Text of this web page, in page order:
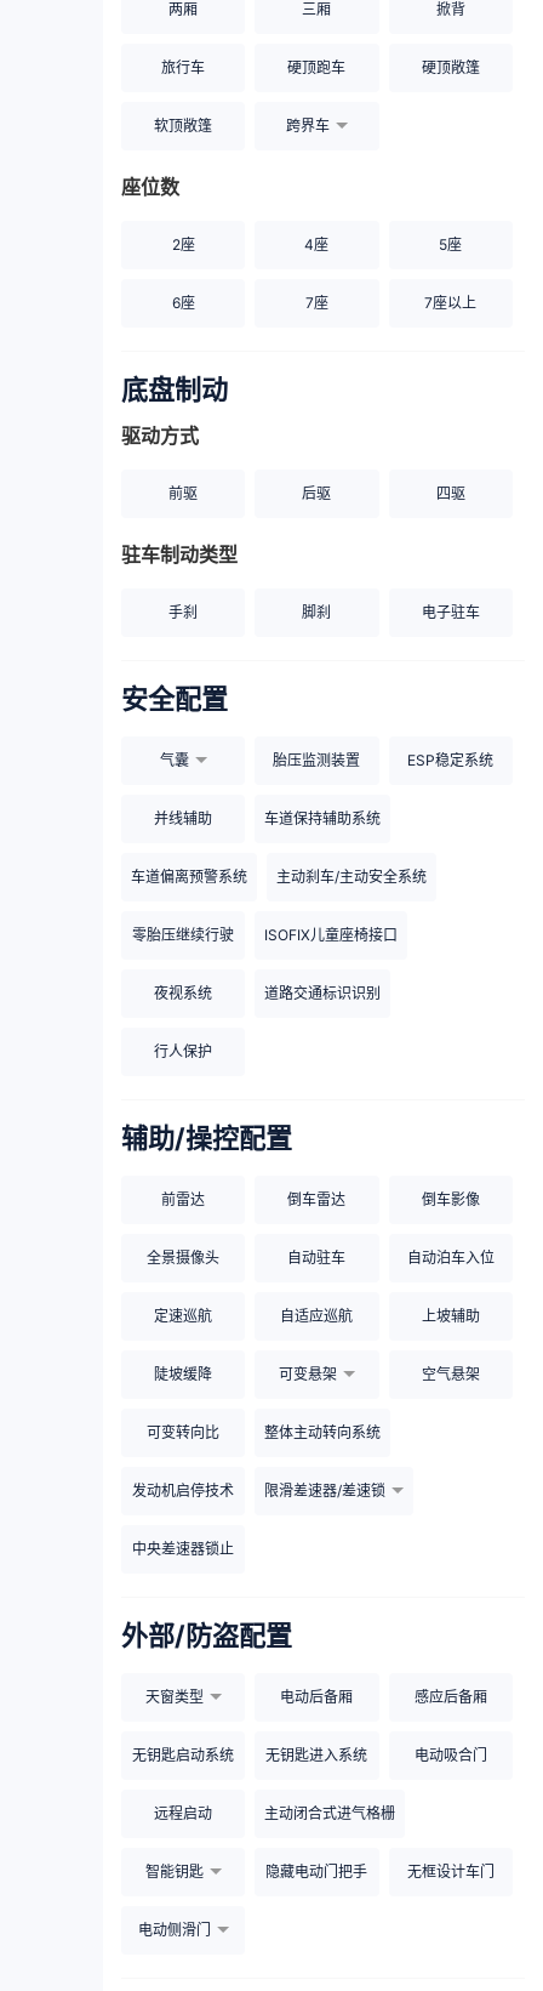
两厢 三厢 掀背
旅行车 硬顶跑车 硬顶敞篷
软顶敞篷 跨界车
座位数
2座 4座 5座
6座 7座 7座以上
底盘制动
驱动方式
前驱 后驱 四驱
驻车制动类型
手刹 脚刹 电子驻车
安全配置
气囊 胎压监测装置 ESP稳定系统
并线辅助 车道保持辅助系统
车道偏离预警系统 主动刹车/主动安全系统
零胎压继续行驶 ISOFIX儿童座椅接口
夜视系统 道路交通标识识别
行人保护
辅助/操控配置
前雷达 倒车雷达 倒车影像
全景摄像头 自动驻车 自动泊车入位
定速巡航 自适应巡航 上坡辅助
陡坡缓降 可变悬架 空气悬架
可变转向比 整体主动转向系统
发动机启停技术 限滑差速器/差速锁
中央差速器锁止
外部/防盗配置
天窗类型 电动后备厢 感应后备厢
无钥匙启动系统 无钥匙进入系统 电动吸合门
远程启动 主动闭合式进气格栅
智能钥匙 隐藏电动门把手 无框设计车门
电动侧滑门